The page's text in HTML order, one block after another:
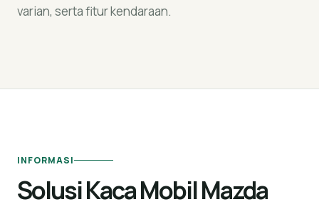
varian, serta fitur kendaraan.
INFORMASI
Solusi Kaca Mobil Mazda